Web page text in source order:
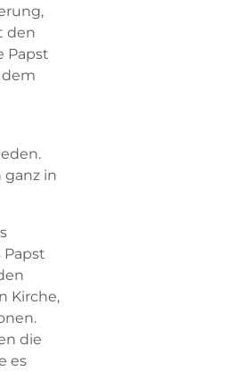
den
Papst
dem
ganz in
Papst
Kirche,
die
es